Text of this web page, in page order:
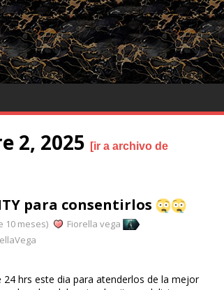
2, 2025 ir a archivo de
para consentirlos
10 meses)
Fiorella vega
hrs este dia para atenderlos de la mejor